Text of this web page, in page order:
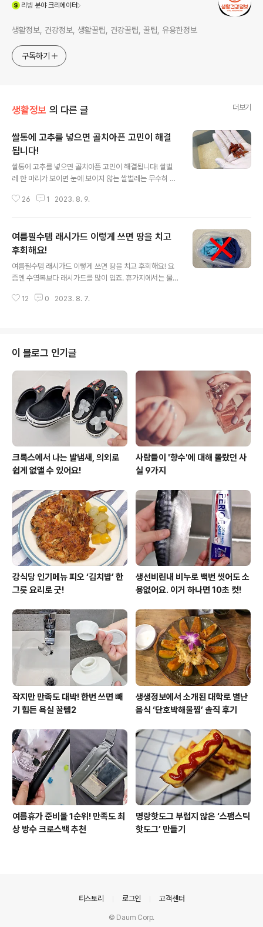
리빙 분야 크리에이터
생활정보, 건강정보, 생활꿀팁, 건강꿀팁, 꿀팁, 유용한정보
구독하기
생활정보 의 다른 글 더보기
쌀통에 고추를 넣으면 골치아픈 고민이 해결
됩니다!
쌀통에 고추를 넣으면 골치아픈 고민이 해결됩니다! 쌀벌
레 한 마리가 보이면 눈에 보이지 않는 쌀벌레는 무수히 많
됩니다! 그 비법을 알려드릴게요. 덥고 습한 여름철에는 쌀
신호인데요. 아직 쌀이 많이 남았는데 알고도 그냥 방치할
수는 없겠죠. 그럴 때 소독용 에탄올을 써보세요! 종이컵 밑
동을 잘라서 화장솜을 도톰하게 채워주시고요. 여기에 소
독용 에탄올을 부어서 충분히 적셔주세요. 이걸로 쌀에 영
향을 주지 않으면서 간편하게 쌀벌레를 퇴치할 수 있답니
다! 쌀통에 종이컵을 살짝 올리고 뚜껑을 닫은 상태로 두기
26 1 2023. 8. 9.
여름필수템 래시가드 이렇게 쓰면 땅을 치고
후회해요!
여름필수템 래시가드 이렇게 쓰면 땅을 치고 후회해요! 요
즘엔 수영복보다 래시가드를 많이 입죠. 휴가지에서는 물
템 래시가드를 이렇게 쓰면 땅을 치고 후회할지도 몰라요!
요. 마른 수건으로 돌돌 말아서 비틀지 않고 톡톡 두드려 주
시고요. 완전히 말린 상태로 파우치에 담아야 바로 세탁하
지 않아도 냄새나 변형이 안 생겨요. 참고로 모래나 이물질
이 많이 묻었을 때는 가볍게 털어낸 다음 물로 헹구는 과정
먼저 해주셔야 해요~ 여기서 잠깐! 래시가드가 젖은 상태
로 비닐봉지에 넣는 행동은 절..
12 0 2023. 8. 7.
이 블로그 인기글
크록스에서 나는 발냄새, 의외로
쉽게 없앨 수 있어요!
사람들이 '향수'에 대해 몰랐던 사
실 9가지
강식당 인기메뉴 피오 ‘김치밥’ 한
그릇 요리로 굿!
생선비린내 비누로 백번 씻어도 소
용없어요. 이거 하나면 10초 컷!
작지만 만족도 대박! 한번 쓰면 빼
기 힘든 욕실 꿀템2
생생정보에서 소개된 대학로 별난
음식 ‘단호박해물찜’ 솔직 후기
여름휴가 준비물 1순위! 만족도 최
상 방수 크로스백 추천
명랑핫도그 부럽지 않은 ‘스팸스틱
핫도그’ 만들기
티스토리 로그인 고객센터
© Daum Corp.